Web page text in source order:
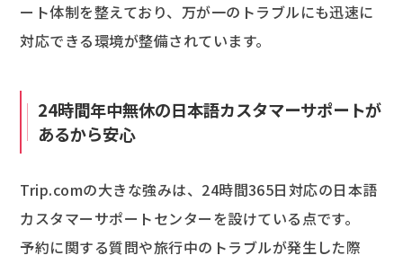
ート体制を整えており、万が一のトラブルにも迅速に
対応できる環境が整備されています。
24時間年中無休の日本語カスタマーサポートが
あるから安心
Trip.comの大きな強みは、24時間365日対応の日本語
カスタマーサポートセンターを設けている点です。
予約に関する質問や旅行中のトラブルが発生した際